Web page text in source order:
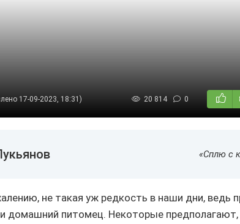
17-09-2023, 18:31) 20 814 0
«Сплю с
не такая уж редкость в наши дни, ведь
домашний питомец. Некоторые